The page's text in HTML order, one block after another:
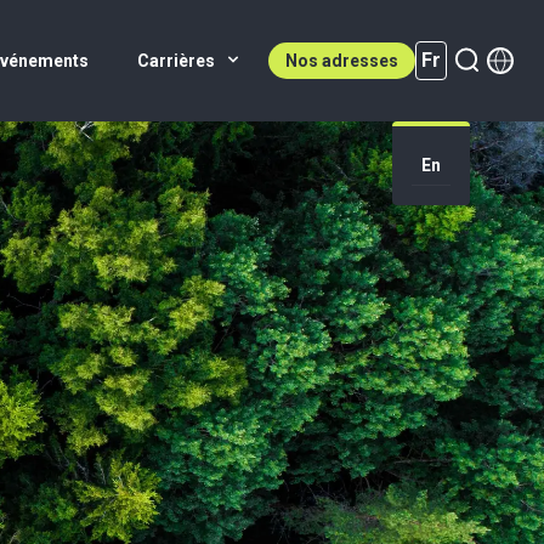
Carrières Nos adresses Fr
En
Fr (active)